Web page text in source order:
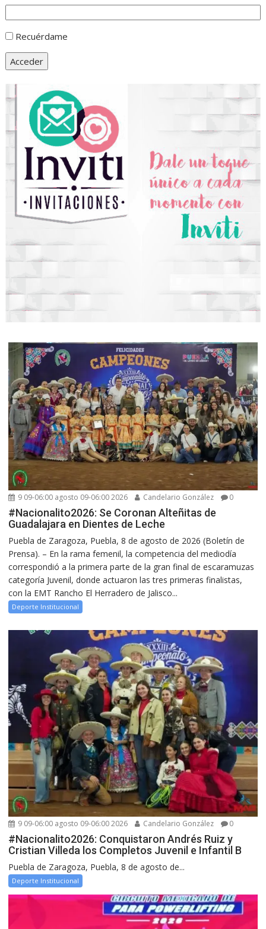
Recuérdame
Acceder
9 09-06:00 agosto 09-06:00 2026 Candelario González 0
#Nacionalito2026: Se Coronan Alteñitas de
Guadalajara en Dientes de Leche
Puebla de Zaragoza, Puebla, 8 de agosto de 2026 (Boletín de
Prensa). – En la rama femenil, la competencia del mediodía
correspondió a la primera parte de la gran final de escaramuzas
categoría Juvenil, donde actuaron las tres primeras finalistas,
con la EMT Rancho El Herradero de Jalisco...
Deporte Institucional
9 09-06:00 agosto 09-06:00 2026 Candelario González 0
#Nacionalito2026: Conquistaron Andrés Ruiz y
Cristian Villeda los Completos Juvenil e Infantil B
Puebla de Zaragoza, Puebla, 8 de agosto de...
Deporte Institucional